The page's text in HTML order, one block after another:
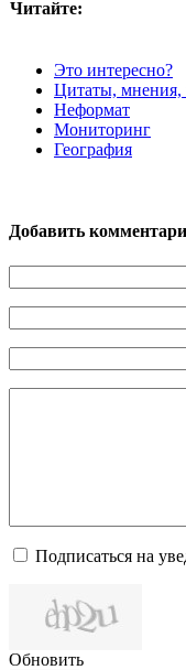
Читайте:
Это интересно?
Цитаты, мнения,
Неформат
Мониторинг
География
Добавить
Подписаться на
Обновить